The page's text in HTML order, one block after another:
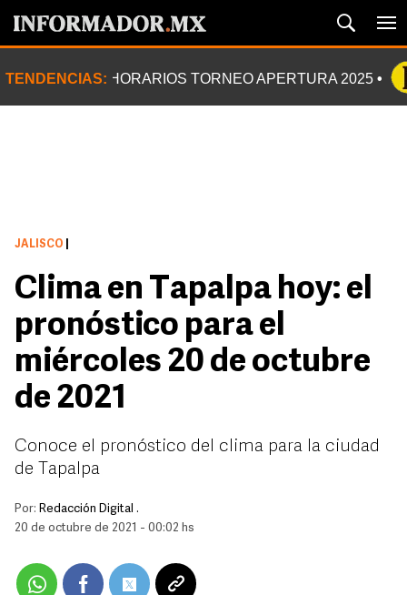
TENDENCIAS: HORARIOS TORNEO APERTURA 2025
JALISCO
Clima en Tapalpa hoy: el
pronóstico para el
miércoles 20 de octubre
de 2021
Conoce el pronóstico del clima para la ciudad
de Tapalpa
Por: Redacción Digital .
20 de octubre de 2021 - 00:02 hs